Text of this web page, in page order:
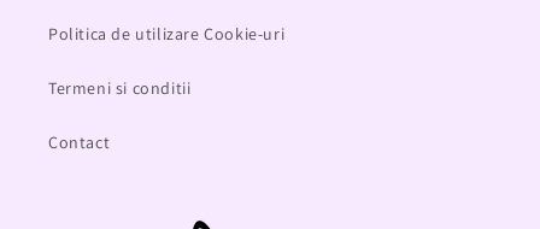
Politica de utilizare Cookie-uri
Termeni si conditii
Contact